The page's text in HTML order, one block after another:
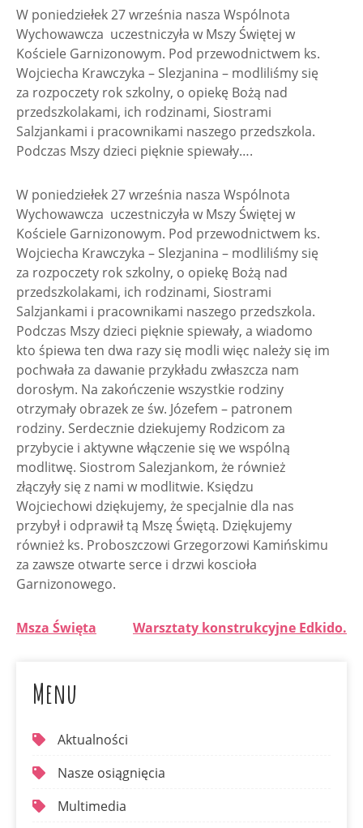
W poniedziełek 27 września nasza Wspólnota
Wychowawcza uczestniczyła w Mszy Świętej w
Kościele Garnizonowym. Pod przewodnictwem ks.
Wojciecha Krawczyka – Slezjanina – modliliśmy się
za rozpoczety rok szkolny, o opiekę Bożą nad
przedszkolakami, ich rodzinami, Siostrami
Salzjankami i pracownikami naszego przedszkola.
Podczas Mszy dzieci pięknie spiewały….
W poniedziełek 27 września nasza Wspólnota
Wychowawcza uczestniczyła w Mszy Świętej w
Kościele Garnizonowym. Pod przewodnictwem ks.
Wojciecha Krawczyka – Slezjanina – modliliśmy się
za rozpoczety rok szkolny, o opiekę Bożą nad
przedszkolakami, ich rodzinami, Siostrami
Salzjankami i pracownikami naszego przedszkola.
Podczas Mszy dzieci pięknie spiewały, a wiadomo
kto śpiewa ten dwa razy się modli więc należy się im
pochwała za dawanie przykładu zwłaszcza nam
dorosłym. Na zakończenie wszystkie rodziny
otrzymały obrazek ze św. Józefem – patronem
rodziny. Serdecznie dziekujemy Rodzicom za
przybycie i aktywne włączenie się we wspólną
modlitwę. Siostrom Salezjankom, że również
złączyły się z nami w modlitwie. Księdzu
Wojciechowi dziękujemy, że specjalnie dla nas
przybył i odprawił tą Mszę Świętą. Dziękujemy
również ks. Proboszczowi Grzegorzowi Kamińskimu
za zawsze otwarte serce i drzwi koscioła
Garnizonowego.
Msza Święta Warsztaty konstrukcyjne Edkido.
Menu
Aktualności
Nasze osiągnięcia
Multimedia